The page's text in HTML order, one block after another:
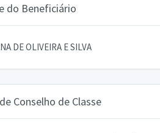
do Beneficiário
DE OLIVEIRA E SILVA
Conselho de Classe